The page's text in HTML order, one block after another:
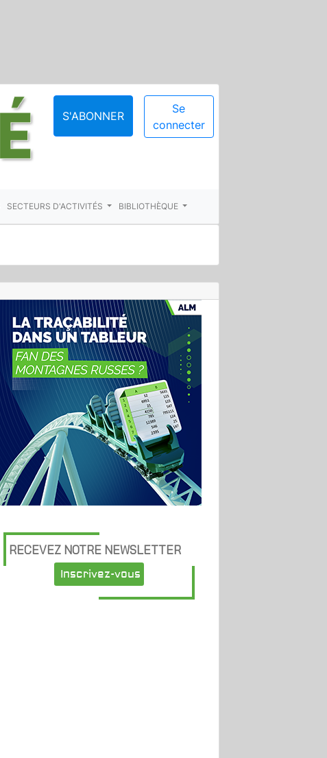
S'ABONNER
Se
connecter
SECTEURS D'ACTIVITÉS BIBLIOTHÈQUE
RECEVEZ NOTRE NEWSLETTER
Inscrivez-vous